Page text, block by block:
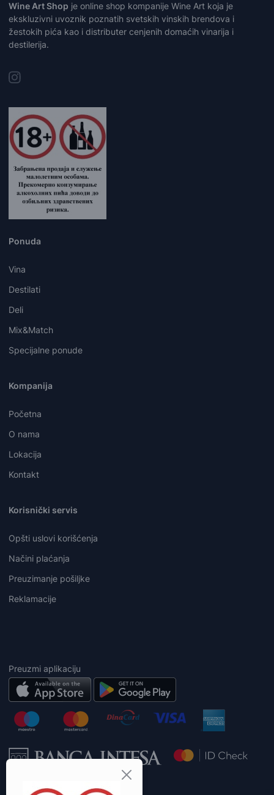
Wine Art Shop je online shop kompanije Wine Art koja je
ekskluzivni uvoznik poznatih svetskih vinskih brendova i
žestokih pića kao i distributer cenjenih domaćih vinarija i
destilerija.
Ponuda
Vina
Destilati
Deli
Mix&Match
Specijalne ponude
Kompanija
Početna
O nama
Lokacija
Kontakt
Korisnički servis
Opšti uslovi korišćenja
Načini plaćanja
Preuzimanje pošiljke
Reklamacije
Preuzmi aplikaciju